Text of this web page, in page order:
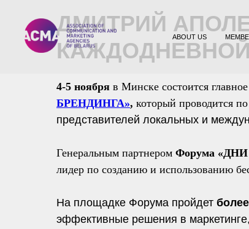
ABOUT US
ДМИТРИЙ
4-5 ноября в Минске состоится
БРЕНДИНГА», который проводится
представителей локальных и
Генеральным партнером Форума
лидер по созданию и использованию
На площадке Форума пройдет
эффективные решения в